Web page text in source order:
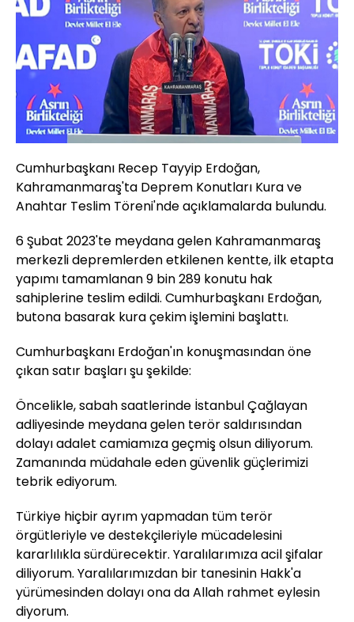
Cumhurbaşkanı Recep Tayyip Erdoğan,
Kahramanmaraş'ta Deprem Konutları Kura ve
Anahtar Teslim Töreni'nde açıklamalarda bulundu.
6 Şubat 2023'te meydana gelen Kahramanmaraş
merkezli depremlerden etkilenen kentte, ilk etapta
yapımı tamamlanan 9 bin 289 konutu hak
sahiplerine teslim edildi. Cumhurbaşkanı Erdoğan,
butona basarak kura çekim işlemini başlattı.
Cumhurbaşkanı Erdoğan'ın konuşmasından öne
çıkan satır başları şu şekilde:
Öncelikle, sabah saatlerinde İstanbul Çağlayan
adliyesinde meydana gelen terör saldırısından
dolayı adalet camiamıza geçmiş olsun diliyorum.
Zamanında müdahale eden güvenlik güçlerimizi
tebrik ediyorum.
Türkiye hiçbir ayrım yapmadan tüm terör
örgütleriyle ve destekçileriyle mücadelesini
kararlılıkla sürdürecektir. Yaralılarımıza acil şifalar
diliyorum. Yaralılarımızdan bir tanesinin Hakk'a
yürümesinden dolayı ona da Allah rahmet eylesin
diyorum.